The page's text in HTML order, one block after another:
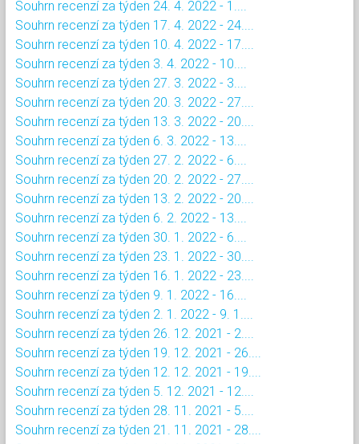
Souhrn recenzí za týden 24. 4. 2022 - 1....
Souhrn recenzí za týden 17. 4. 2022 - 24....
Souhrn recenzí za týden 10. 4. 2022 - 17....
Souhrn recenzí za týden 3. 4. 2022 - 10....
Souhrn recenzí za týden 27. 3. 2022 - 3....
Souhrn recenzí za týden 20. 3. 2022 - 27....
Souhrn recenzí za týden 13. 3. 2022 - 20....
Souhrn recenzí za týden 6. 3. 2022 - 13....
Souhrn recenzí za týden 27. 2. 2022 - 6....
Souhrn recenzí za týden 20. 2. 2022 - 27....
Souhrn recenzí za týden 13. 2. 2022 - 20....
Souhrn recenzí za týden 6. 2. 2022 - 13....
Souhrn recenzí za týden 30. 1. 2022 - 6....
Souhrn recenzí za týden 23. 1. 2022 - 30....
Souhrn recenzí za týden 16. 1. 2022 - 23....
Souhrn recenzí za týden 9. 1. 2022 - 16....
Souhrn recenzí za týden 2. 1. 2022 - 9. 1....
Souhrn recenzí za týden 26. 12. 2021 - 2....
Souhrn recenzí za týden 19. 12. 2021 - 26....
Souhrn recenzí za týden 12. 12. 2021 - 19....
Souhrn recenzí za týden 5. 12. 2021 - 12....
Souhrn recenzí za týden 28. 11. 2021 - 5....
Souhrn recenzí za týden 21. 11. 2021 - 28....